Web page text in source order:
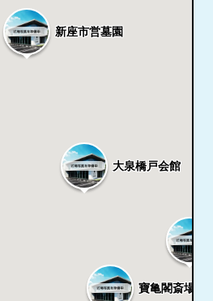
新座市営墓園
大泉橋戸会館
寶亀閣斎場